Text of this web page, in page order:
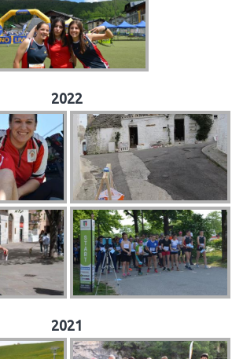
2022
2021